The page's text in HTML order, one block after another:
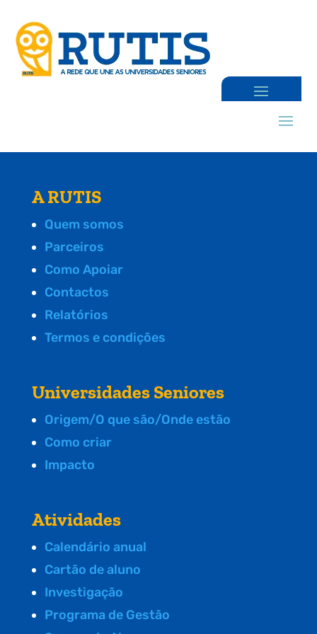
A RUTIS
Quem somos
Parceiros
Como Apoiar
Contactos
Relatórios
Termos e condições
Universidades Seniores
Origem/O que são/Onde estão
Como criar
Impacto
Atividades
Calendário anual
Cartão de aluno
Investigação
Programa de Gestão